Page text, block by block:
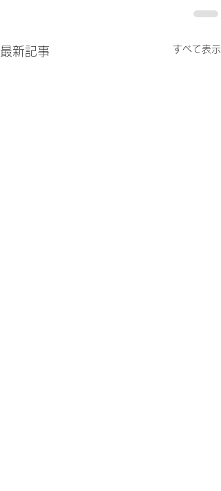
最新記事 すべて表示